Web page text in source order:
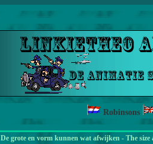
Robinsons
De grote en vorm kunnen wat afwijken - The